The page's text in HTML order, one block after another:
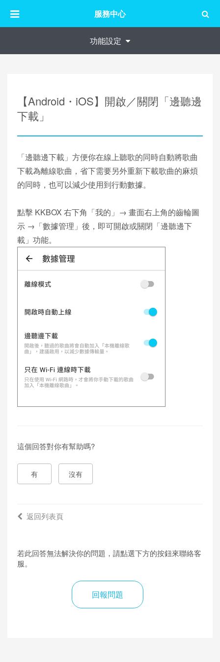
服務中心
功能設定
【Android・iOS】開啟／關閉「邊聽邊
下載」
「邊聽邊下載」方便你在線上聽歌的同時自動將歌曲
下載為離線歌曲，省下需要另外重新下載歌曲的麻煩
的同時，也可以減少使用到行動數據。
點擊 KKBOX 右下角「我的」→ 畫面右上角的齒輪圖
示 →「數據管理」後，即可開啟或關閉「邊聽邊下
載」功能。
這個回答對你有幫助嗎?
有 沒有
返回列表頁
若此回答無法解決你的問題，請點選下方的按鈕來聯絡客
服。
回報問題